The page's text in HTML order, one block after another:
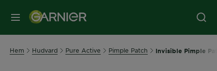
MENY
Hem Hudvard Pure Active Pimple Patch Invisible Pimple